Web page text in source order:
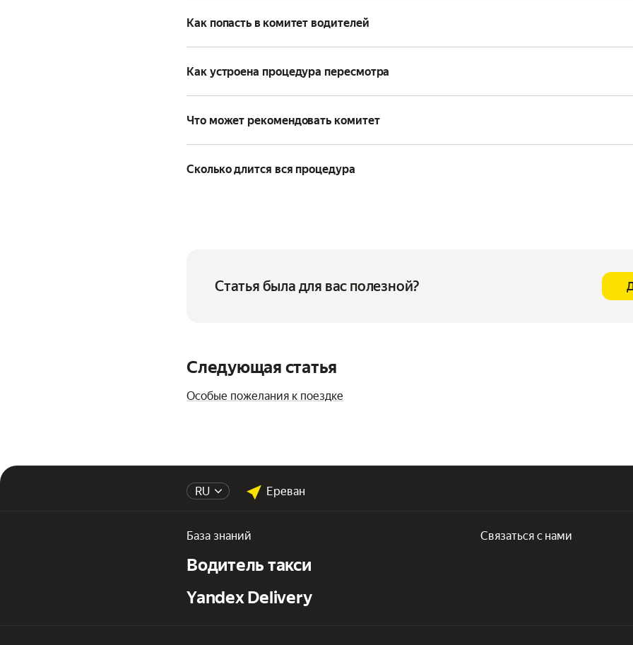
Как попасть в комитет водителей
Как устроена процедура пересмотра
Что может рекомендовать комитет
Сколько длится вся процедура
Статья была для вас полезной?
Следующая статья
Особые пожелания к поездке
RU Ереван
База знаний
Водитель такси
Yandex Delivery
Связаться с нами